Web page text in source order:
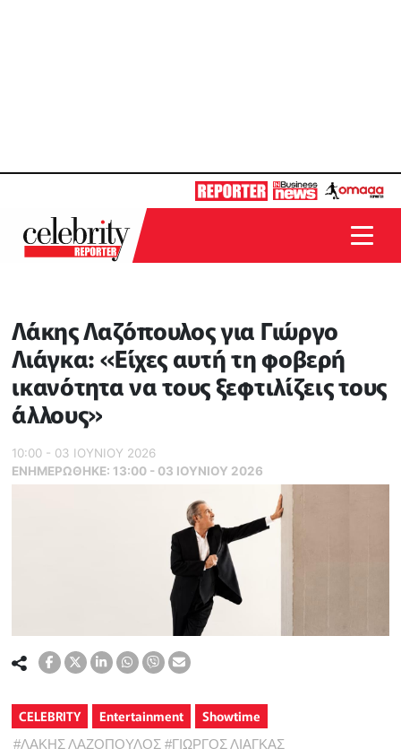
Λάκης Λαζόπουλος για Γιώργο
Λιάγκα: «Είχες αυτή τη φοβερή
ικανότητα να τους ξεφτιλίζεις τους
άλλους»
10:00 - 03 ΙΟΥΝΙΟΥ 2026
ΕΝΗΜΕΡΏΘΗΚΕ: 13:00 - 03 ΙΟΥΝΙΟΥ 2026
CELEBRITY Entertainment Showtime
#ΛΑΚΗΣ ΛΑΖΟΠΟΥΛΟΣ #ΓΙΩΡΓΟΣ ΛΙΑΓΚΑΣ